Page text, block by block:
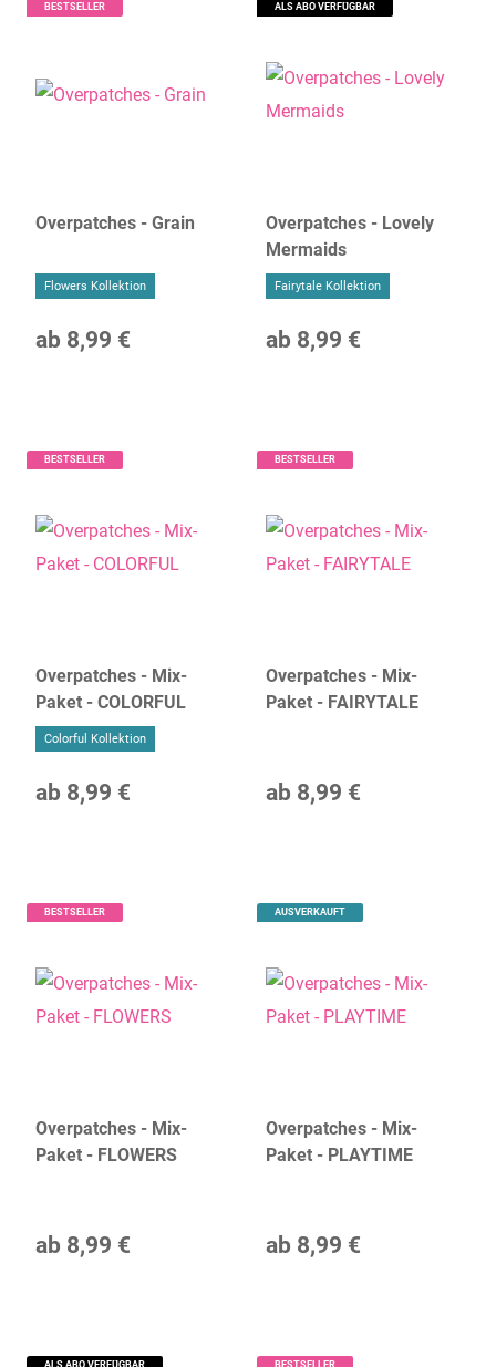
BESTSELLER
Overpatches - Grain
Flowers Kollektion
ab 8,99 €
ALS ABO VERFÜGBAR
Overpatches - Lovely
Mermaids
Fairytale Kollektion
ab 8,99 €
BESTSELLER
Overpatches - Mix-
Paket - COLORFUL
Colorful Kollektion
ab 8,99 €
BESTSELLER
Overpatches - Mix-
Paket - FAIRYTALE
ab 8,99 €
BESTSELLER
Overpatches - Mix-
Paket - FLOWERS
ab 8,99 €
AUSVERKAUFT
Overpatches - Mix-
Paket - PLAYTIME
ab 8,99 €
ALS ABO VERFÜGBAR BESTSELLER